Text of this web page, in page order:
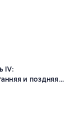
основе 0 оценок
IV:
и поздняя
основе 1 оценок